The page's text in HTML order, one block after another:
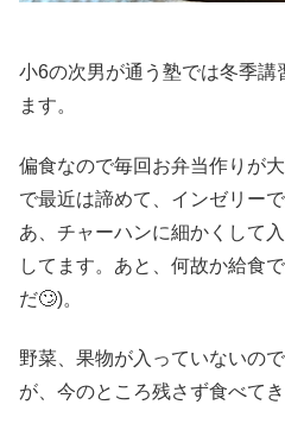
小6の次男が通う塾では冬季講
ます。
偏食なので毎回お弁当作りが
で最近は諦めて、インゼリー
あ、チャーハンに細かくして
してます。あと、何故か給食
だ🙄)。
野菜、果物が入っていないの
が、今のところ残さず食べてき